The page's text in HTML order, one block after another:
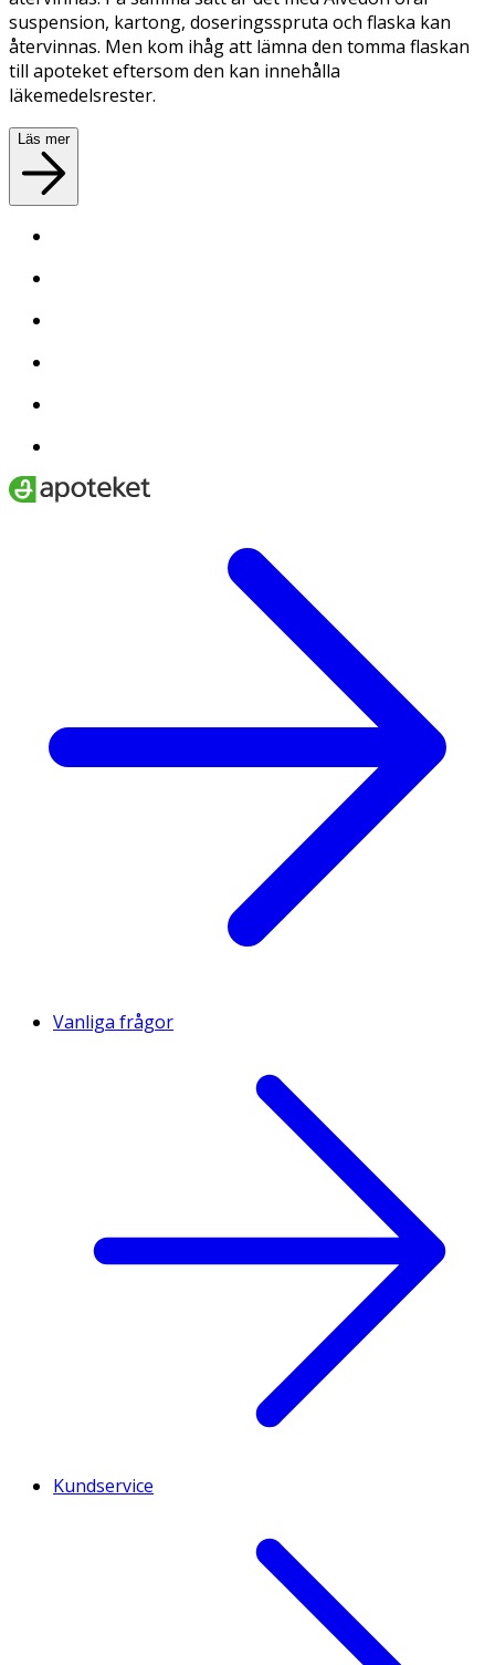
suspension, kartong, doseringsspruta och flaska kan
återvinnas. Men kom ihåg att lämna den tomma flaskan
till apoteket eftersom den kan innehålla
läkemedelsrester.
Läs mer
Vanliga frågor
Kundservice